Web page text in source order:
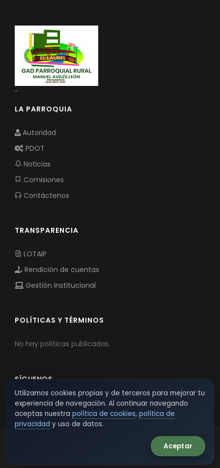
-
LA PARROQUIA
Autoridad
PDOT
Noticias
Comisiones
Contáctenos
TRANSPARENCIA
LOTAIP
Rendición de cuentas
Gestión Institucional
POLÍTICAS Y TÉRMINOS
No hay políticas publicadas.
SÍGUENOS
© 2026 TSW - TecnoServiWeb. All Rights Reserved.
Utilizamos cookies propias y de terceros para mejorar tu
experiencia de navegación. Al continuar navegando
aceptas nuestra política de cookies, política de
privacidad y uso de datos.
Aceptar